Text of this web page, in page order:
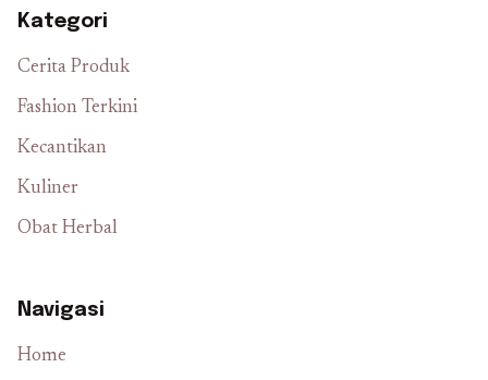
Kategori
Cerita Produk
Fashion Terkini
Kecantikan
Kuliner
Obat Herbal
Navigasi
Home